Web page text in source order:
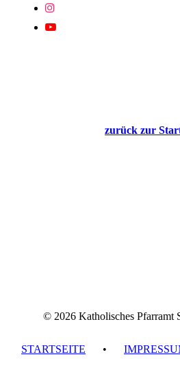
zurück zur
© 2026 Katholisches Pfarramt
STARTSEITE •